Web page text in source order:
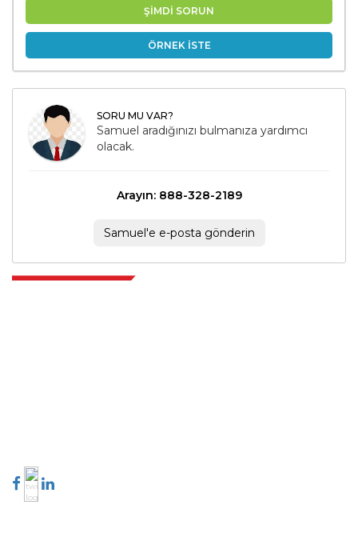
ŞİMDİ SORUN
ÖRNEK İSTE
SORU MU VAR?
Samuel aradığınızı bulmanıza yardımcı
olacak.
Arayın: 888-328-2189
Samuel'e e-posta gönderin